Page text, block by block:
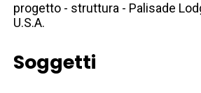
progetto - struttura - Palisade
U.S.A.
Soggetti